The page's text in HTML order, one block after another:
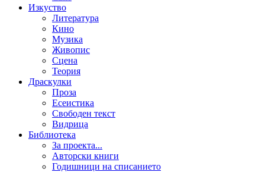
Изкуство
Литература
Кино
Музика
Живопис
Сцена
Теория
Драскулки
Проза
Есеистика
Свободен текст
Видрица
Библиотека
За проекта...
Авторски книги
Годишници на списанието